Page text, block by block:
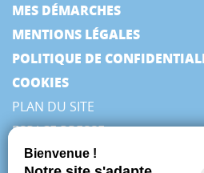
MES DÉMARCHES
MENTIONS LÉGALES
POLITIQUE DE
COOKIES
PLAN DU SITE
ESPACE PRESSE